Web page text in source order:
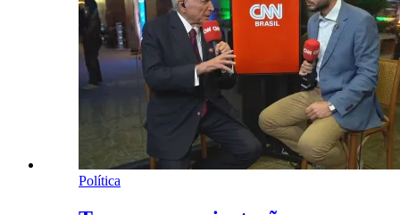
Política